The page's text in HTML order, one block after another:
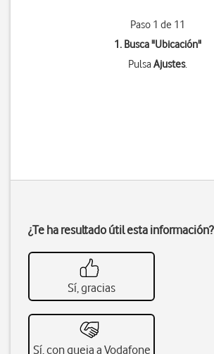
Paso 1 de 11
1. Busca "Ubicación"
PulsaAjustes.
¿Te ha resultado útil esta información?
Sí, gracias
Sí, con queja a Vodafone